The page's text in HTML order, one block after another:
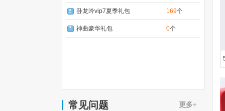
卧龙吟vip7夏季礼包 169个
神曲豪华礼包 0个
常见问题 更多+